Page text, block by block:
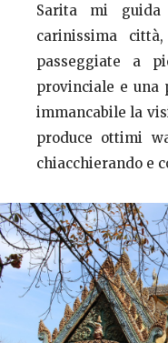
Sarita mi
carinissima
passeggiate a
provinciale e una
immancabile la
produce ottimi
chiacchierando e